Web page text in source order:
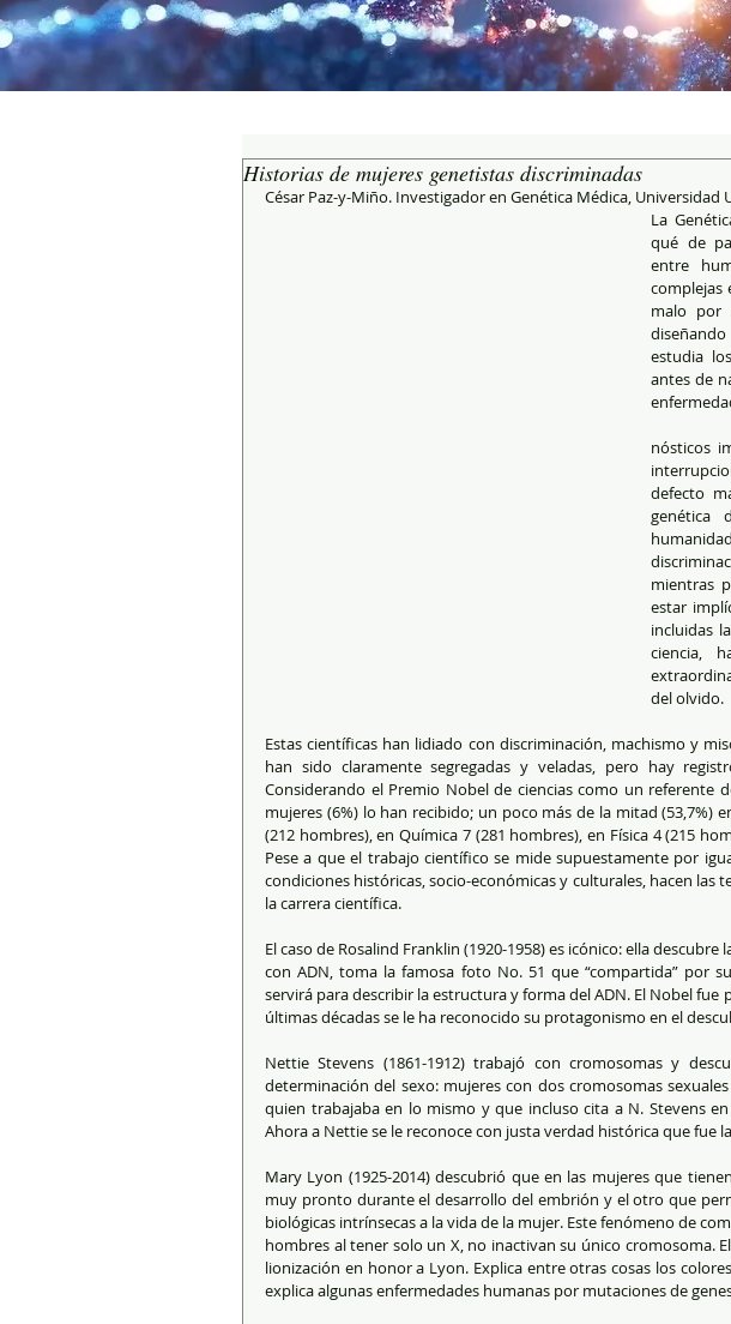
Historias de mujeres genetistas discriminadas
César Paz-y-Miño. Investigador en Genética Médica, Universidad
La
qué de
entre
complejas
malo por
estudia
antes de
nósticos
defecto
genética
mientras
estar
incluidas
ciencia,
del olvido.
Estas científicas han lidiado con discriminación, machismo y
han sido claramente segregadas y veladas, pero hay
Considerando el Premio Nobel de ciencias como un referente
mujeres (6%) lo han recibido; un poco más de la mitad (53,7%)
(212 hombres), en Química 7 (281 hombres), en Física 4 (215
Pese a que el trabajo científico se mide supuestamente por
condiciones históricas, socio-económicas y culturales, hacen las
la carrera científica.
El caso de Rosalind Franklin (1920-1958) es icónico: ella
con ADN, toma la famosa foto No. 51 que “compartida” por
servirá para describir la estructura y forma del ADN. El Nobel fue
últimas décadas se le ha reconocido su protagonismo en el
Nettie Stevens (1861-1912) trabajó con cromosomas y
determinación del sexo: mujeres con dos cromosomas
quien trabajaba en lo mismo y que incluso cita a N. Stevens
Ahora a Nettie se le reconoce con justa verdad histórica que fue
Mary Lyon (1925-2014) descubrió que en las mujeres que
muy pronto durante el desarrollo del embrión y el otro que
biológicas intrínsecas a la vida de la mujer. Este fenómeno de
hombres al tener solo un X, no inactivan su único cromosoma.
lionización en honor a Lyon. Explica entre otras cosas los
explica algunas enfermedades humanas por mutaciones de